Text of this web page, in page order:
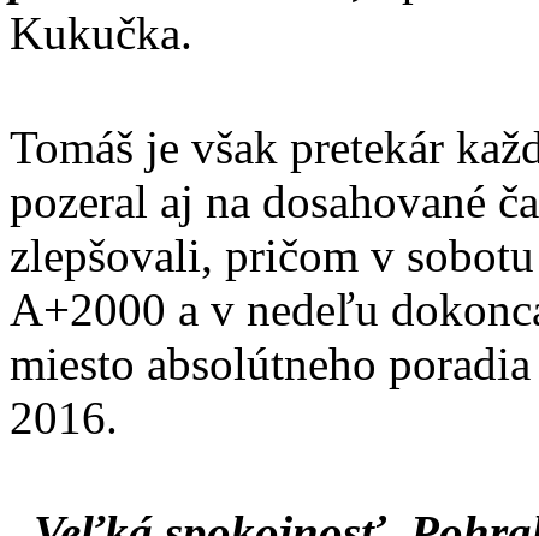
Kukučka.
Tomáš je však pretekár
pozeral aj na dosahované
zlepšovali, pričom v
A+2000 a v nedeľu
miesto absolútneho
2016.